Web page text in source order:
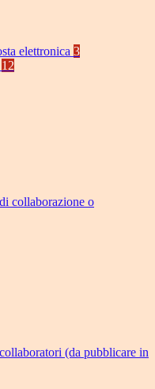
elettronica 3
12
collaborazione o
(da pubblicare in